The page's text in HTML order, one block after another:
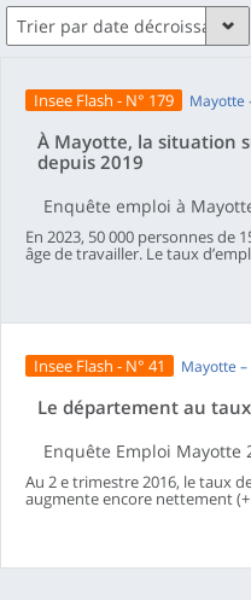
Trier par date décroissante
Insee Flash - N° 179 Mayotte
À Mayotte, la situation
depuis 2019
Enquête emploi à
En 2023, 50 000 personnes de
âge de travailler. Le taux
Bureau international du travail
sanitaire. Par ailleurs, 20 %
part du halo autour du
Insee Flash - N° 41 Mayotte
Le département au
Enquête Emploi Mayotte
Au 2 e trimestre 2016, le taux
augmente encore nettement
de l’année précédente.Cette
en plus sur le marché du
emploi souhaitant travailler